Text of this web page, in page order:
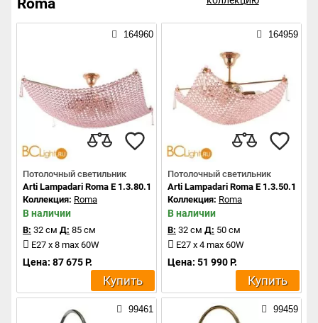
Roma
164960
Потолочный светильник
Arti Lampadari Roma E 1.3.80.101 G
Коллекция: Roma
В наличии
В: 32 см Д: 85 см
E27 x 8 max 60W
Цена: 87 675 Р.
Купить
164959
Потолочный светильник
Arti Lampadari Roma E 1.3.50.101 G
Коллекция: Roma
В наличии
В: 32 см Д: 50 см
E27 x 4 max 60W
Цена: 51 990 Р.
Купить
99461 99459